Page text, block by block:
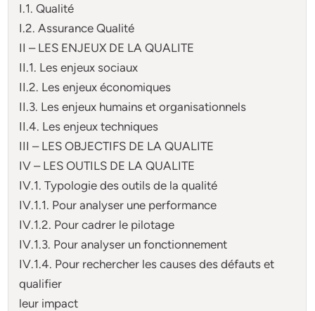
I.1. Qualité
I.2. Assurance Qualité
II – LES ENJEUX DE LA QUALITE
II.1. Les enjeux sociaux
II.2. Les enjeux économiques
II.3. Les enjeux humains et organisationnels
II.4. Les enjeux techniques
III – LES OBJECTIFS DE LA QUALITE
IV – LES OUTILS DE LA QUALITE
IV.1. Typologie des outils de la qualité
IV.1.1. Pour analyser une performance
IV.1.2. Pour cadrer le pilotage
IV.1.3. Pour analyser un fonctionnement
IV.1.4. Pour rechercher les causes des défauts et
qualifier
leur impact